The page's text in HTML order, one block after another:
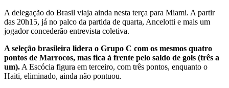
A delegação do Brasil viaja ainda nesta terça para Miami. A partir
das 20h15, já no palco da partida de quarta, Ancelotti e mais um
jogador concederão entrevista coletiva.
A seleção brasileira lidera o Grupo C com os mesmos quatro
pontos de Marrocos, mas fica à frente pelo saldo de gols (três a
um). A Escócia figura em terceiro, com três pontos, enquanto o
Haiti, eliminado, ainda não pontuou.